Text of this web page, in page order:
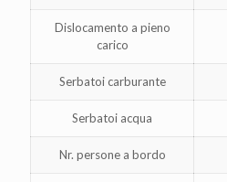
Dislocamento a pieno
carico
Serbatoi carburante
Serbatoi acqua
Nr. persone a bordo